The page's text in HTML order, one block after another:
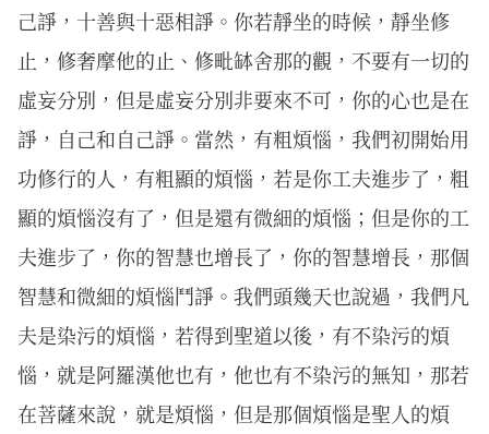
己諍，十善與十惡相諍。你若靜坐的時候，靜坐修
止，修奢摩他的止、修毗缽舍那的觀，不要有一切的
虛妄分別，但是虛妄分別非要來不可，你的心也是在
諍，自己和自己諍。當然，有粗煩惱，我們初開始用
功修行的人，有粗顯的煩惱，若是你工夫進步了，粗
顯的煩惱沒有了，但是還有微細的煩惱；但是你的工
夫進步了，你的智慧也增長了，你的智慧增長，那個
智慧和微細的煩惱鬥諍。我們頭幾天也說過，我們凡
夫是染污的煩惱，若得到聖道以後，有不染污的煩
惱，就是阿羅漢他也有，他也有不染污的無知，那若
在菩薩來說，就是煩惱，但是那個煩惱是聖人的煩